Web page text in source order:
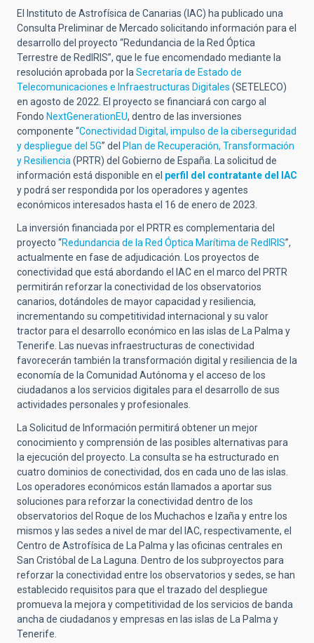
El Instituto de Astrofísica de Canarias (IAC) ha publicado una
Consulta Preliminar de Mercado solicitando información para el
desarrollo del proyecto “Redundancia de la Red Óptica
Terrestre de RedIRIS”, que le fue encomendado mediante la
resolución aprobada por laSecretaría de Estado de
Telecomunicaciones e Infraestructuras Digitales (SETELECO)
en agosto de 2022. El proyecto se financiará con cargo al
Fondo NextGenerationEU, dentro de las inversiones
componente “Conectividad Digital, impulso de la ciberseguridad
y despliegue del 5G” del Plan de Recuperación, Transformación
y Resiliencia(PRTR) del Gobierno de España. La solicitud de
información está disponible en el perfil del contratante del IAC
y podrá ser respondida por los operadores y agentes
económicos interesados hasta el 16 de enero de 2023.
La inversión financiada por el PRTR es complementaria del
proyecto “Redundancia de la Red Óptica Marítima de RedIRIS”,
actualmente en fase de adjudicación. Los proyectos de
conectividad que está abordando el IAC en el marco del PRTR
permitirán reforzar la conectividad de los observatorios
canarios, dotándoles de mayor capacidad y resiliencia,
incrementando su competitividad internacional y su valor
tractor para el desarrollo económico en las islas de La Palma y
Tenerife. Las nuevas infraestructuras de conectividad
favorecerán también la transformación digital y resiliencia de la
economía de la Comunidad Autónoma y el acceso de los
ciudadanos a los servicios digitales para el desarrollo de sus
actividades personales y profesionales.
La Solicitud de Información permitirá obtener un mejor
conocimiento y comprensión de las posibles alternativas para
la ejecución del proyecto. La consulta se ha estructurado en
cuatro dominios de conectividad, dos en cada uno de las islas.
Los operadores económicos están llamados a aportar sus
soluciones para reforzar la conectividad dentro de los
observatorios del Roque de los Muchachos e Izaña y entre los
mismos y las sedes a nivel de mar del IAC, respectivamente, el
Centro de Astrofísica de La Palma y las oficinas centrales en
San Cristóbal de La Laguna. Dentro de los subproyectos para
reforzar la conectividad entre los observatorios y sedes, se han
establecido requisitos para que el trazado del despliegue
promueva la mejora y competitividad de los servicios de banda
ancha de ciudadanos y empresas en las islas de La Palma y
Tenerife.